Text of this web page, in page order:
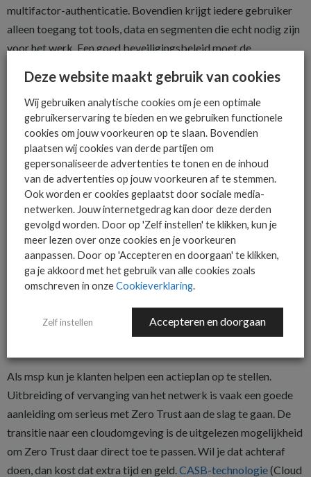
multifactor-authenticatie. Bovendien krijgt iedere gebruiker
alleen toegang tot tools, data en segmenten die echt nodig zijn
voor het werk. Een goed beveiligingsbeleid moet de
Realtime monitoring en analyse
Voor een Zero Trust-netwerk moet je een volledig beeld
hebben van wat er op ieder moment in je systeem gebeurt. De
nadruk ligt op het monitoren van de segmenten en de
afzonderlijke apparaten binnen het netwerk. Het goede nieuws
is dat de monitoring van deze informatiestromen goed te
automatiseren is.
Hoe implementeer je Zero Trust?
Zero Trust vraagt om een andere manier van denken over
security voor een omgeving waarin het eigen netwerk, de
cloudomgeving en de mobiele omgeving van even groot
belang zijn. Maar waar moet je beginnen en hoe zet je dit om in
Als msp kun je klanten helpen een actieplan op te stellen.
Uitbreiding of vervanging van het netwerk is vaak een goede
aanleiding om serieus met Zero Trust aan de slag te gaan. De
transitie naar een cloudomgeving is de uitgelezen mogelijkheid
om Zero Trust daar direct toe te passen. Wil je dat achteraf
doen, dan kost dat extra tijd en geld.CASB-technologie(Cloud
Deze website maakt gebruik van cookies
Wij gebruiken analytische cookies om je een optimale
gebruikerservaring te bieden en we gebruiken functionele
cookies om jouw voorkeuren op te slaan. Bovendien
plaatsen wij cookies van derde partijen om
gepersonaliseerde advertenties te tonen en de inhoud
van de advertenties op jouw voorkeuren af te stemmen.
Ook worden er cookies geplaatst door sociale media-
netwerken. Jouw internetgedrag kan door deze derden
gevolgd worden. Door op 'Zelf instellen' te klikken, kun je
meer lezen over onze cookies en je voorkeuren
aanpassen. Door op 'Accepteren en doorgaan' te klikken,
ga je akkoord met het gebruik van alle cookies zoals
omschreven in onzeCookieverklaring.
Zelf instellen Accepteren en doorgaan